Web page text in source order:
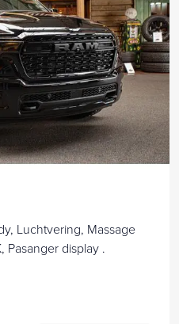
Luchtvering, Massage
Pasanger display .